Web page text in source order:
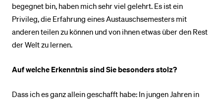
begegnet bin, haben mich sehr viel gelehrt. Es ist ein
Privileg, die Erfahrung eines Austauschsemesters mit
anderen teilen zu können und von ihnen etwas über den Rest
der Welt zu lernen.
Auf welche Erkenntnis sind Sie besonders stolz?
Dass ich es ganz allein geschafft habe: In jungen Jahren in